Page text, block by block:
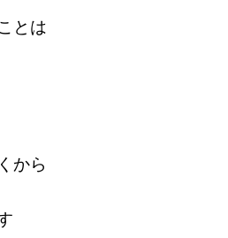
とは
から